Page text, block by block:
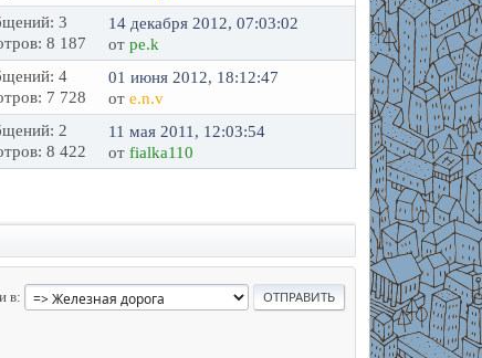
3
8 187
14 декабря 2012, 07:03:02
отpe.k
4
7 728
01 июня 2012, 18:12:47
отe.n.v
2
8 422
11 мая 2011, 12:03:54
отfialka110
в